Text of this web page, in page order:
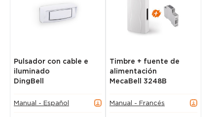
Pulsador con cable e
iluminado
DingBell
Manual - Español
Timbre + fuente de
alimentación
MecaBell 3248B
Manual - Francés